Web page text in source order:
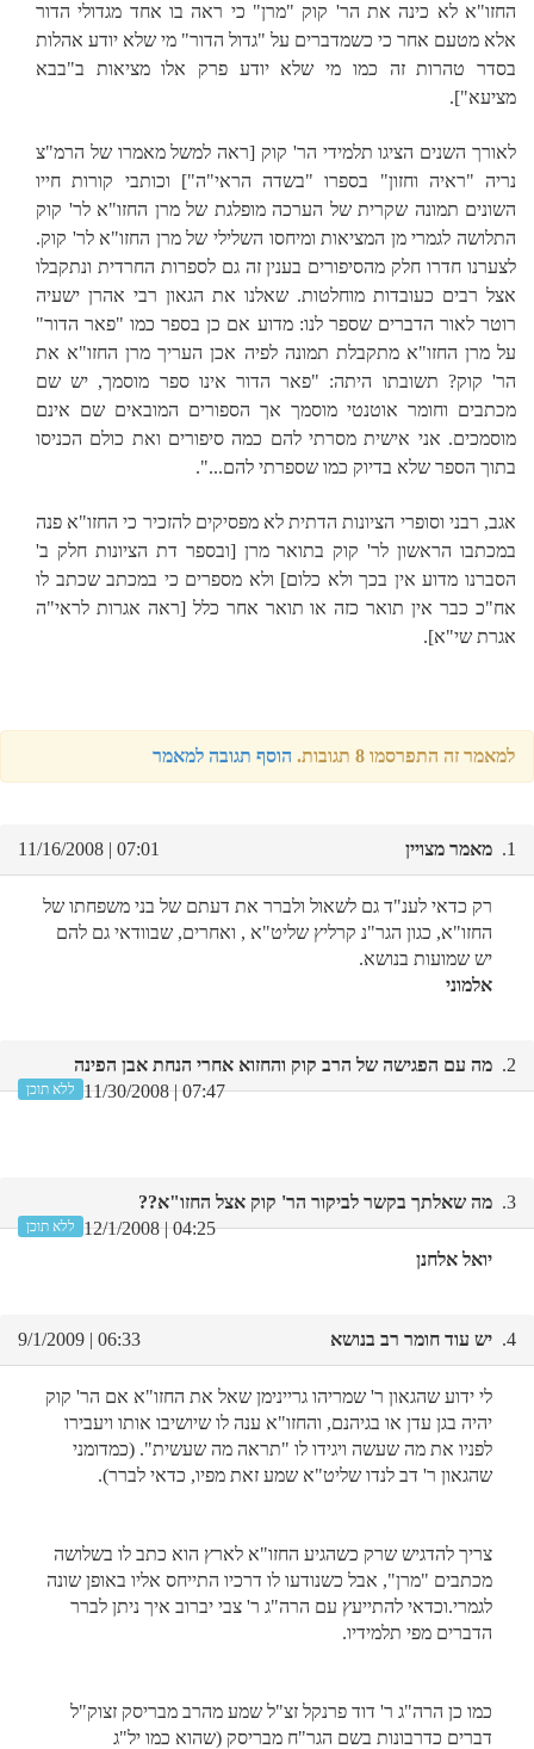
החזו"א לא כינה את הר' קוק "מרן" כי ראה בו אחד מגדולי הדור
אלא מטעם אחר כי כשמדברים על "גדול הדור" מי שלא יודע אהלות
בסדר טהרות זה כמו מי שלא יודע פרק אלו מציאות ב"בבא
מציעא"].
לאורך השנים הציגו תלמידי הר' קוק [ראה למשל מאמרו של הרמ"צ
נריה "ראיה וחזון" בספרו "בשדה הראי"ה"] וכותבי קורות חייו
השונים תמונה שקרית של הערכה מופלגת של מרן החזו"א לר' קוק
התלושה לגמרי מן המציאות ומיחסו השלילי של מרן החזו"א לר' קוק.
לצערנו חדרו חלק מהסיפורים בענין זה גם לספרות החרדית ונתקבלו
אצל רבים כעובדות מוחלטות. שאלנו את הגאון רבי אהרן ישעיה
רוטר לאור הדברים שספר לנו: מדוע אם כן בספר כמו "פאר הדור"
על מרן החזו"א מתקבלת תמונה לפיה אכן העריך מרן החזו"א את
הר' קוק? תשובתו היתה: "פאר הדור אינו ספר מוסמך, יש שם
מכתבים וחומר אוטנטי מוסמך אך הספורים המובאים שם אינם
מוסמכים. אני אישית מסרתי להם כמה סיפורים ואת כולם הכניסו
בתוך הספר שלא בדיוק כמו שספרתי להם...".
אגב, רבני וסופרי הציונות הדתית לא מפסיקים להזכיר כי החזו"א פנה
במכתבו הראשון לר' קוק בתואר מרן[ובספר דת הציונות חלק ב'
הסברנו מדוע אין בכך ולא כלום] ולא מספרים כי במכתב שכתב לו
אח"כ כבר אין תואר כזה או תואר אחר כלל[ראה אגרות לראי"ה
אגרת שי"א].
למאמר זה התפרסמו 8 תגובות. הוסף תגובה למאמר
1. מאמר מצויין 07:01 | 11/16/2008
רק כדאי לענ"ד גם לשאול ולברר את דעתם של בני משפחתו של
החזו"א, כגון הגר"נ קרליץ שליט"א , ואחרים, שבוודאי גם להם
יש שמועות בנושא.
אלמוני
2.
מה עם הפגישה של הרב קוק והחזוא אחרי הנחת אבן הפינה
07:47 | 11/30/2008
ללא תוכן
3.
מה שאלתך בקשר לביקור הר' קוק אצל החזו"א??
04:25 | 12/1/2008
ללא תוכן
יואל אלחנן
4. יש עוד חומר רב בנושא 06:33 | 9/1/2009
לי ידוע שהגאון ר' שמריהו גריינימן שאל את החזו"א אם הר' קוק
יהיה בגן עדן או בגיהנם, והחזו"א ענה לו שיושיבו אותו ויעבירו
לפניו את מה שעשה ויגידו לו "תראה מה שעשית". (כמדומני
שהגאון ר' דב לנדו שליט"א שמע זאת מפיו, כדאי לברר).
צריך להדגיש שרק כשהגיע החזו"א לארץ הוא כתב לו בשלושה
מכתבים "מרן", אבל כשנודעו לו דרכיו התייחס אליו באופן שונה
לגמרי.וכדאי להתייעץ עם הרה"ג ר' צבי יברוב איך ניתן לברר
הדברים מפי תלמידיו.
כמו כן הרה"ג ר' דוד פרנקל זצ"ל שמע מהרב מבריסק זצוק"ל
דברים כדרבונות בשם הגר"ח מבריסק (שהוא כמו יל"ג